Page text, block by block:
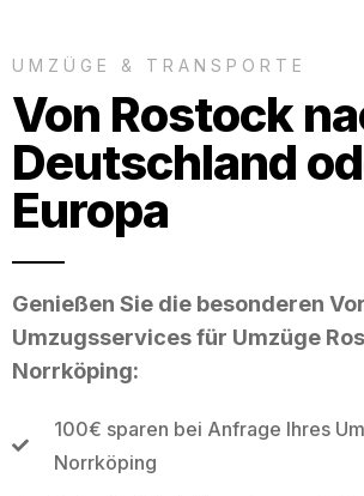
UMZÜGE & TRANSPORTE
Von Rostock
Deutschland
Europa
Genießen Sie die besonderen
Umzugsservices für Umzüge
Norrköping:
100€ sparen bei Anfrage Ihres
Norrköping